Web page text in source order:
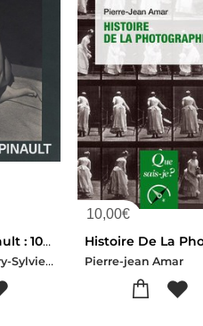
Collection Pinault : 100 Chefs-d'oeuvre De La Photographie
Matthieu Humery-Sylvie Aubenas-Clara Bouveresse-Darius D. Himes-Elisabeth Lebovici-Francois Cam
10,00€
Pierre-jean Amar